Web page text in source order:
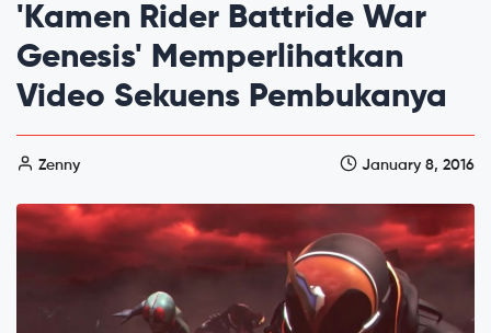
'Kamen Rider Battride War
Genesis' Memperlihatkan
Video Sekuens Pembukanya
Zenny January 8, 2016